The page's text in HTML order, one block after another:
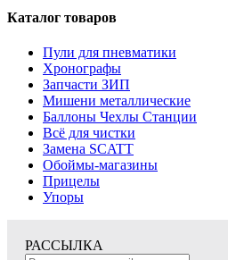
Каталог товаров
Пули для пневматики
Хронографы
Запчасти ЗИП
Мишени металлические
Баллоны Чехлы Станции
Всё для чистки
Замена SCATT
Обоймы-магазины
Прицелы
Упоры
РАССЫЛКА